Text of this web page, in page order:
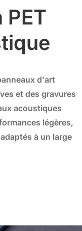
d'art
et des gravures
acoustiques
légères,
à un large